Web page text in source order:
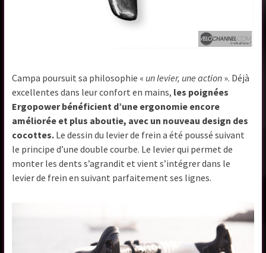
Campa poursuit sa philosophie « un levier, une action ». Déjà
excellentes dans leur confort en mains, les poignées
Ergopower bénéficient d’une ergonomie encore
améliorée et plus aboutie, avec un nouveau design des
cocottes. Le dessin du levier de frein a été poussé suivant
le principe d’une double courbe. Le levier qui permet de
monter les dents s’agrandit et vient s’intégrer dans le
levier de frein en suivant parfaitement ses lignes.